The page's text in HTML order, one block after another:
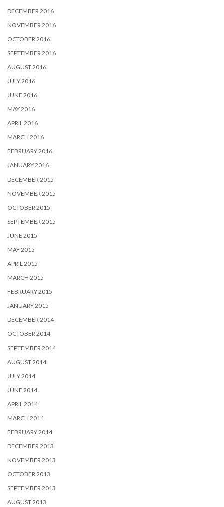
DECEMBER 2016
NOVEMBER 2016
OCTOBER 2016
SEPTEMBER 2016
AUGUST 2016
JULY 2016
JUNE 2016
MAY 2016
APRIL 2016
MARCH 2016
FEBRUARY 2016
JANUARY 2016
DECEMBER 2015
NOVEMBER 2015
OCTOBER 2015
SEPTEMBER 2015
JUNE 2015
MAY 2015
APRIL 2015
MARCH 2015
FEBRUARY 2015
JANUARY 2015
DECEMBER 2014
OCTOBER 2014
SEPTEMBER 2014
AUGUST 2014
JULY 2014
JUNE 2014
APRIL 2014
MARCH 2014
FEBRUARY 2014
DECEMBER 2013
NOVEMBER 2013
OCTOBER 2013
SEPTEMBER 2013
AUGUST 2013